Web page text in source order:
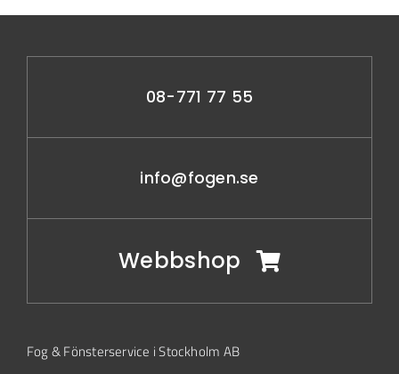
08-771 77 55
info@fogen.se
Webbshop
Fog & Fönsterservice i Stockholm AB